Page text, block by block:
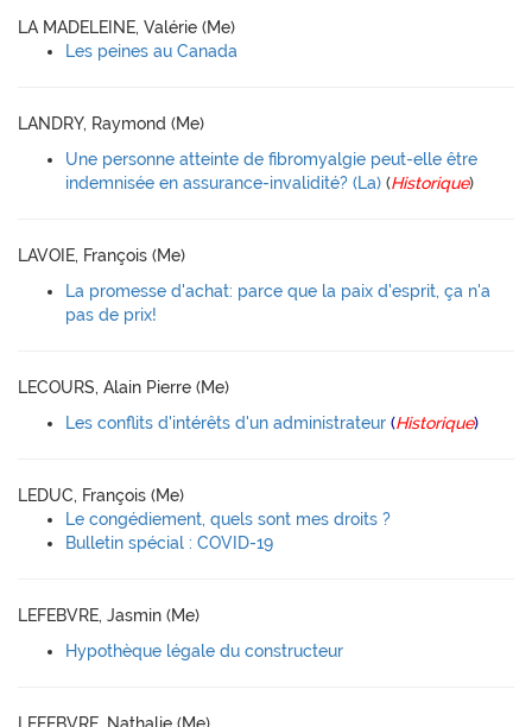
LA MADELEINE, Valérie (Me)
Les peines au Canada
LANDRY, Raymond (Me)
Une personne atteinte de fibromyalgie peut-elle être
indemnisée en assurance-invalidité? (La) (Historique)
LAVOIE, François (Me)
La promesse d'achat: parce que la paix d'esprit, ça n'a
pas de prix!
LECOURS, Alain Pierre (Me)
Les conflits d'intérêts d'un administrateur (Historique)
LEDUC, François (Me)
Le congédiement, quels sont mes droits ?
Bulletin spécial : COVID-19
LEFEBVRE, Jasmin (Me)
Hypothèque légale du constructeur